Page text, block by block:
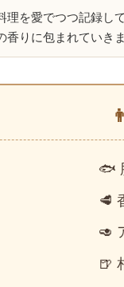
理を愛でつつ記録し
香りに包まれていき
🐟
🥩
🥑
🍺